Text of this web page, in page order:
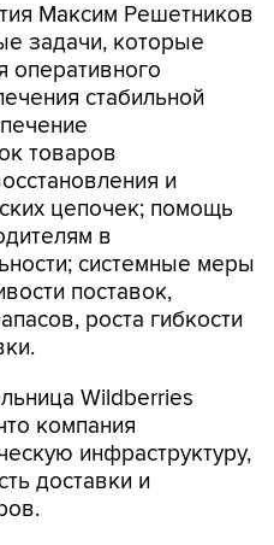
Максим Решетников
задачи, которые
оперативного
стабильной
товаров
и
цепочек; помощь
в
системные меры
поставок,
роста гибкости
Wildberries
компания
инфраструктуру,
доставки и